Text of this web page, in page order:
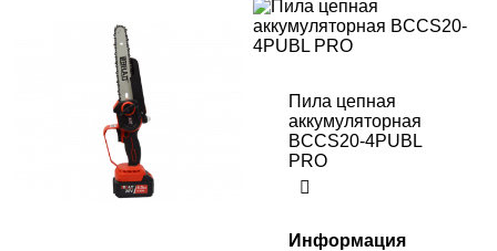
Пила цепная
аккумуляторная
BCCS20-4PUBL
PRO
Информация